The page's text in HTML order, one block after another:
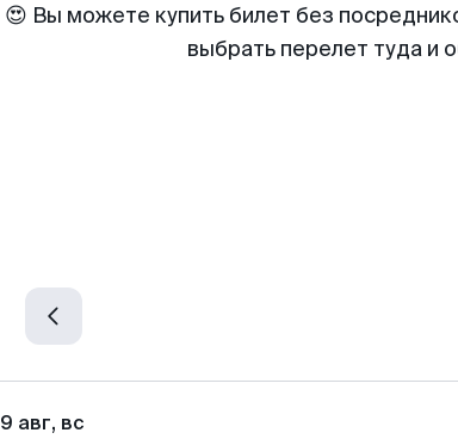
😍 Вы можете купить билет без
выбрать перелет туда и
9 авг, вс